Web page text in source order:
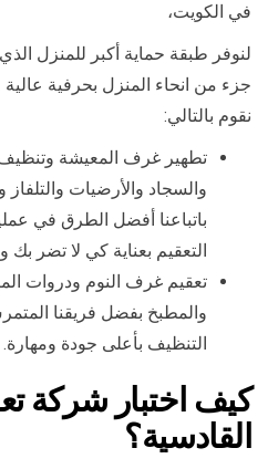
في الكويت،
لنوفر طبقة حماية أكبر للمنزل
جزء من انحاء المنزل بحرفية
نقوم بالتالي:
تطهير غرف المعيشة وتنظيف
والسجاد والأرضيات والتلفاز
باتباعنا أفضل الطرق في
التعقيم بعناية كي لا تضر بك
تعقيم غرف النوم ودروات
والمطبخ بفضل فريقنا
التنظيف بأعلى جودة ومهارة.
كيف اختبار شركة
القادسية؟